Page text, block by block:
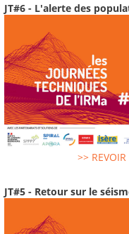
JT#6 - L'alerte des
>>
JT#5 - Retour sur le